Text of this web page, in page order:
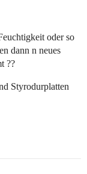
oder so
dann n neues
??
Styrodurplatten